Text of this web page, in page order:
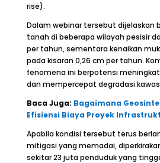
rise).
Dalam webinar tersebut dijelaskan
tanah di beberapa wilayah pesisir
per tahun, sementara kenaikan
pada kisaran 0,26 cm per tahun.
fenomena ini berpotensi
dan mempercepat degradasi
Baca Juga: Bagaimana
Efisiensi Biaya Proyek
Apabila kondisi tersebut terus
mitigasi yang memadai,
sekitar 23 juta penduduk yang